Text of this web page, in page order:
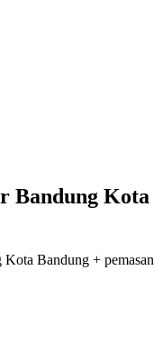
Bandung
Bandung +